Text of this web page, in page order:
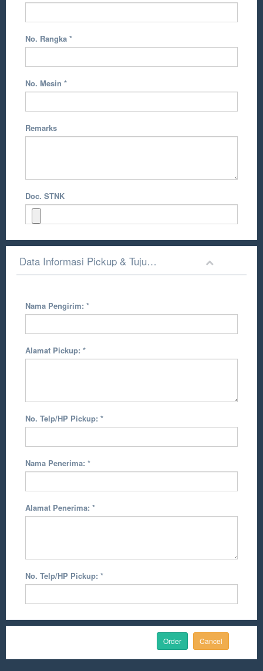
No. Rangka *
No. Mesin *
Remarks
Doc. STNK
Data Informasi Pickup & Tujuan Pengiriman
Nama Pengirim: *
Alamat Pickup: *
No. Telp/HP Pickup: *
Nama Penerima: *
Alamat Penerima: *
No. Telp/HP Pickup: *
Cancel